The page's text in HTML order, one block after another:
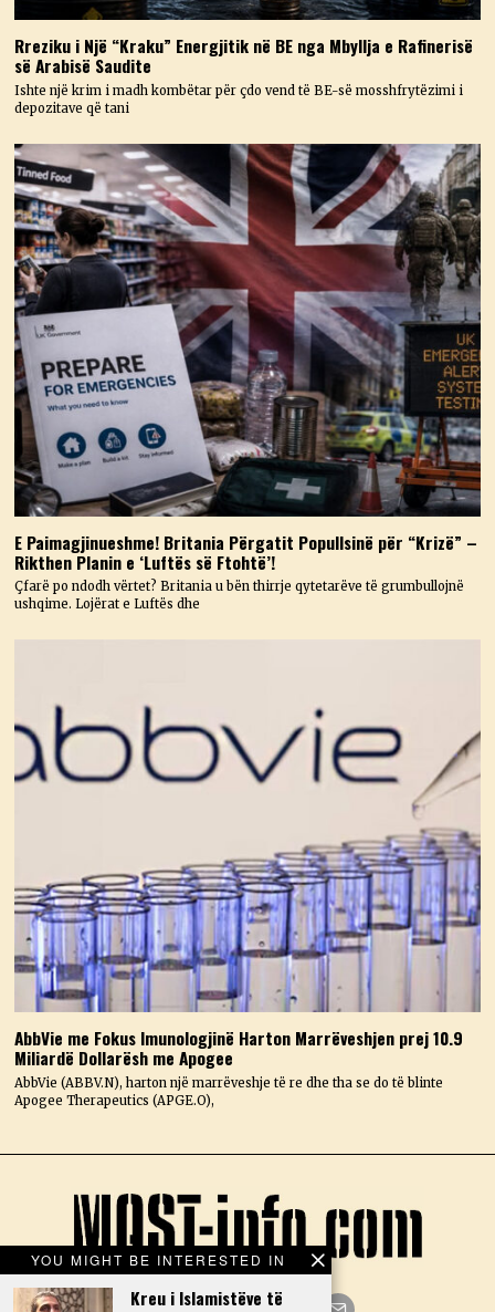
Rreziku i Një “Kraku” Energjitik në BE nga Mbyllja e Rafinerisë
së Arabisë Saudite
Ishte një krim i madh kombëtar për çdo vend të BE-së mosshfrytëzimi i
depozitave që tani
E Paimagjinueshme! Britania Përgatit Popullsinë për “Krizë” –
Rikthen Planin e ‘Luftës së Ftohtë’!
Çfarë po ndodh vërtet? Britania u bën thirrje qytetarëve të grumbullojnë
ushqime. Lojërat e Luftës dhe
AbbVie me Fokus Imunologjinë Harton Marrëveshjen prej 10.9
Miliardë Dollarësh me Apogee
AbbVie (ABBV.N), harton një marrëveshje të re dhe tha se do të blinte
Apogee Therapeutics (APGE.O),
YOU MIGHT BE INTERESTED IN
Kreu i Islamistëve të